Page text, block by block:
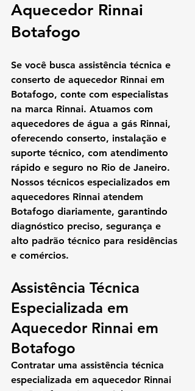
Aquecedor Rinnai
Botafogo
Se você busca assistência técnica e
conserto de aquecedor Rinnai em
Botafogo, conte com especialistas
na marca Rinnai. Atuamos com
aquecedores de água a gás Rinnai,
oferecendo conserto, instalação e
suporte técnico, com atendimento
rápido e seguro no Rio de Janeiro.
Nossos técnicos especializados em
aquecedores Rinnai atendem
Botafogo diariamente, garantindo
diagnóstico preciso, segurança e
alto padrão técnico para residências
e comércios.
Assistência Técnica
Especializada em
Aquecedor Rinnai em
Botafogo
Contratar uma assistência técnica
especializada em aquecedor Rinnai